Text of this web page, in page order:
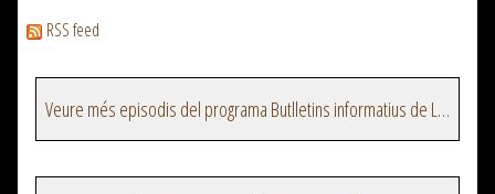
RSS feed
Veure més episodis del programa Butlletins informatius de La Xarxa